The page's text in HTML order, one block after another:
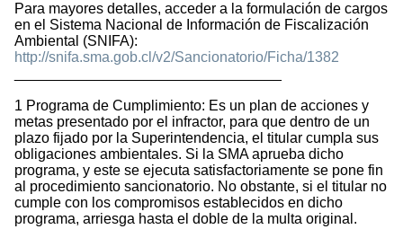
Para mayores detalles, acceder a la formulación de cargos
en el Sistema Nacional de Información de Fiscalización
Ambiental (SNIFA):
http://snifa.sma.gob.cl/v2/Sancionatorio/Ficha/1382
1 Programa de Cumplimiento: Es un plan de acciones y
metas presentado por el infractor, para que dentro de un
plazo fijado por la Superintendencia, el titular cumpla sus
obligaciones ambientales. Si la SMA aprueba dicho
programa, y este se ejecuta satisfactoriamente se pone fin
al procedimiento sancionatorio. No obstante, si el titular no
cumple con los compromisos establecidos en dicho
programa, arriesga hasta el doble de la multa original.